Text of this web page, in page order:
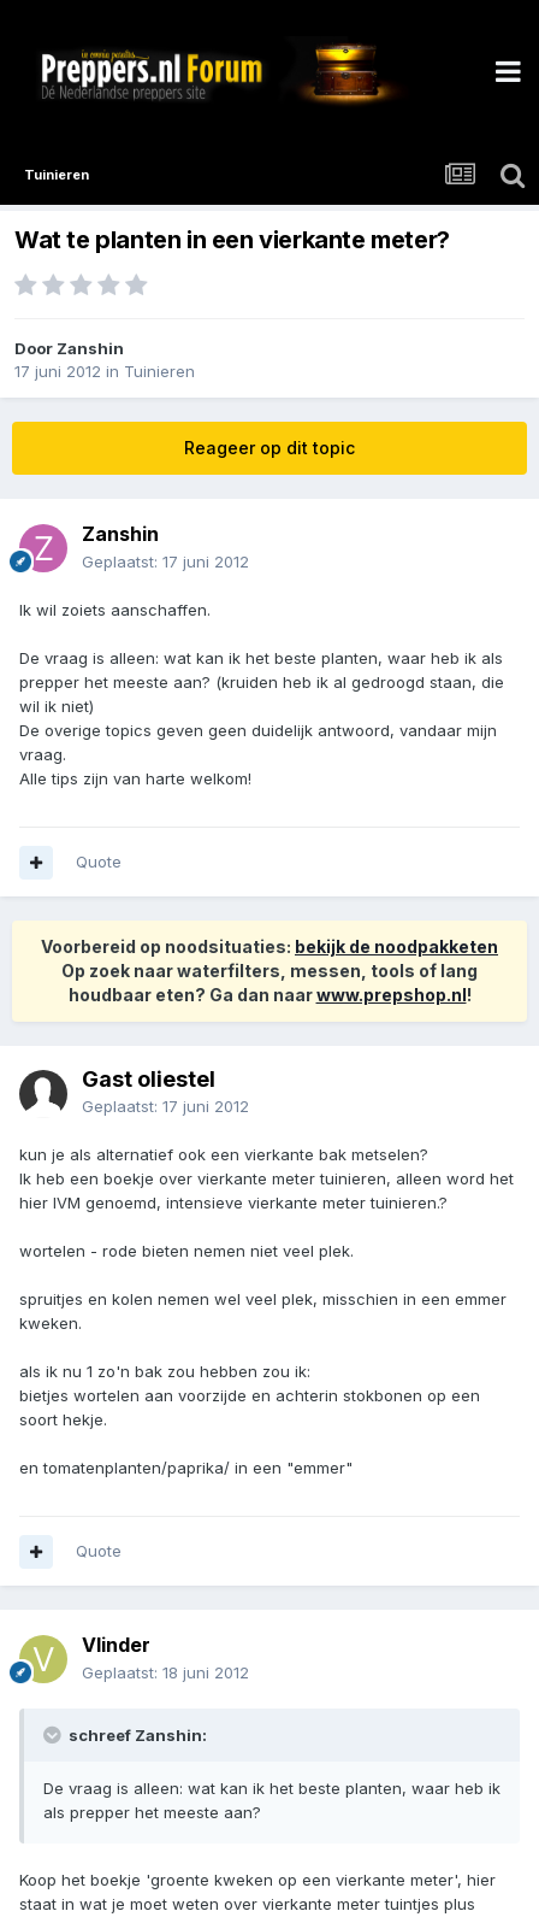
Tuinieren
Wat te planten in een vierkante meter?
Door Zanshin
17 juni 2012 in Tuinieren
Reageer op dit topic
Zanshin
Geplaatst: 17 juni 2012
Ik wil zoiets aanschaffen.
De vraag is alleen: wat kan ik het beste planten, waar heb ik als
prepper het meeste aan? (kruiden heb ik al gedroogd staan, die
wil ik niet)
De overige topics geven geen duidelijk antwoord, vandaar mijn
vraag.
Alle tips zijn van harte welkom!
Quote
Voorbereid op noodsituaties: bekijk de noodpakketen
Op zoek naar waterfilters, messen, tools of lang
houdbaar eten? Ga dan naarwww.prepshop.nl!
Gast oliestel
Geplaatst: 17 juni 2012
kun je als alternatief ook een vierkante bak metselen?
Ik heb een boekje over vierkante meter tuinieren, alleen word het
hier IVM genoemd, intensieve vierkante meter tuinieren.?
wortelen - rode bieten nemen niet veel plek.
spruitjes en kolen nemen wel veel plek, misschien in een emmer
kweken.
als ik nu 1 zo'n bak zou hebben zou ik:
bietjes wortelen aan voorzijde en achterin stokbonen op een
soort hekje.
en tomatenplanten/paprika/ in een "emmer"
Quote
Vlinder
Geplaatst: 18 juni 2012
schreef Zanshin:
De vraag is alleen: wat kan ik het beste planten, waar heb ik
als prepper het meeste aan?
Koop het boekje 'groente kweken op een vierkante meter', hier
staat in wat je moet weten over vierkante meter tuintjes plus